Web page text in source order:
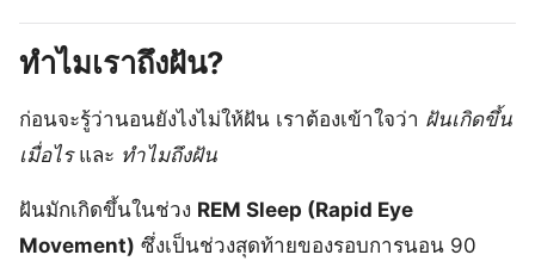
ทำไมเราถึงฝัน?
ก่อนจะรู้ว่านอนยังไงไม่ให้ฝัน เราต้องเข้าใจว่า ฝันเกิดขึ้น
เมื่อไรและ ทำไมถึงฝัน
ฝันมักเกิดขึ้นในช่วง REM Sleep (Rapid Eye
Movement) ซึ่งเป็นช่วงสุดท้ายของรอบการนอน 90